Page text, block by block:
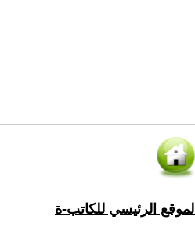
الموقع الرئيسي للكاتب-ة